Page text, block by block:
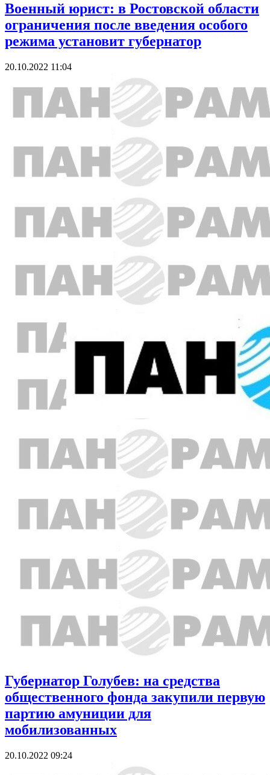
Военный юрист: в Ростовской области
ограничения после введения особого
режима установит губернатор
20.10.2022 11:04
Губернатор Голубев: на средства
общественного фонда закупили первую
партию амуниции для
мобилизованных
20.10.2022 09:24